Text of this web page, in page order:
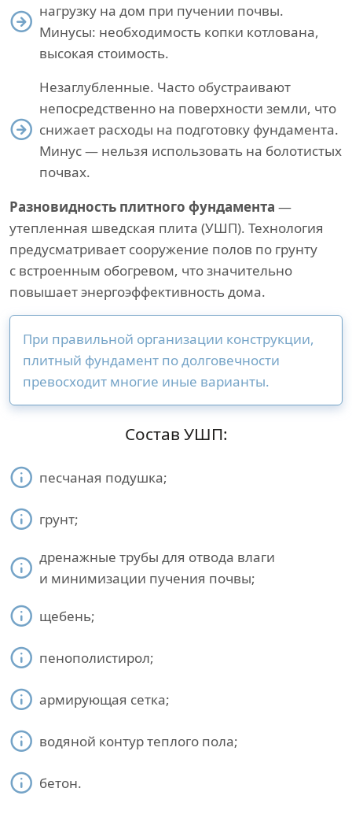
нагрузку на дом при пучении почвы.
Минусы: необходимость копки котлована,
высокая стоимость.
Незаглубленные. Часто обустраивают
непосредственно на поверхности земли, что
снижает расходы на подготовку фундамента.
Минус — нельзя использовать на болотистых
почвах.
Разновидность плитного фундамента —
утепленная шведская плита (УШП). Технология
предусматривает сооружение полов по грунту
с встроенным обогревом, что значительно
повышает энергоэффективность дома.
При правильной организации конструкции,
плитный фундамент по долговечности
превосходит многие иные варианты.
Состав УШП:
песчаная подушка;
грунт;
дренажные трубы для отвода влаги
и минимизации пучения почвы;
щебень;
пенополистирол;
армирующая сетка;
водяной контур теплого пола;
бетон.